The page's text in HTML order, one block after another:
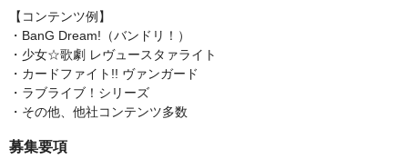
【コンテンツ例】
・BanG Dream!（バンドリ！）
・少女☆歌劇 レヴュースタァライト
・カードファイト!! ヴァンガード
・ラブライブ！シリーズ
・その他、他社コンテンツ多数
募集要項